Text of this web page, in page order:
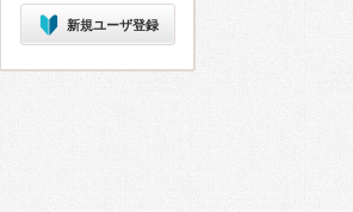
新規ユーザ登録